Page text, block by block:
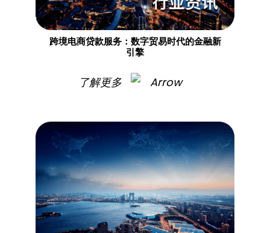
跨境电商贷款服务：数字贸易时代的金融新
引擎
了解更多